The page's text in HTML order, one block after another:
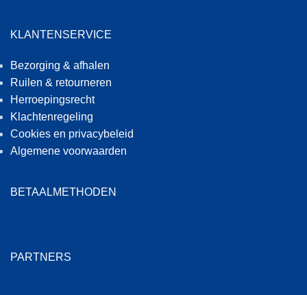
KLANTENSERVICE
Bezorging & afhalen
Ruilen & retourneren
Herroepingsrecht
Klachtenregeling
Cookies en privacybeleid
Algemene voorwaarden
BETAALMETHODEN
PARTNERS